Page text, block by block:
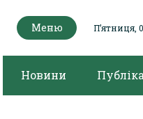
Меню Пʼятниця,
Новини